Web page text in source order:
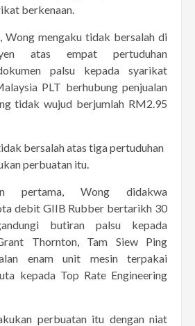
berkenaan.
Wong mengaku tidak bersalah di
atas empat pertuduhan
palsu kepada syarikat
PLT berhubung penjualan
tidak wujud berjumlah RM2.95
bersalah atas tiga pertuduhan
perbuatan itu.
pertama, Wong didakwa
debit GIIB Rubber bertarikh 30
butiran palsu kepada
Thornton, Tam Siew Ping
enam unit mesin terpakai
kepada Top Rate Engineering
perbuatan itu dengan niat